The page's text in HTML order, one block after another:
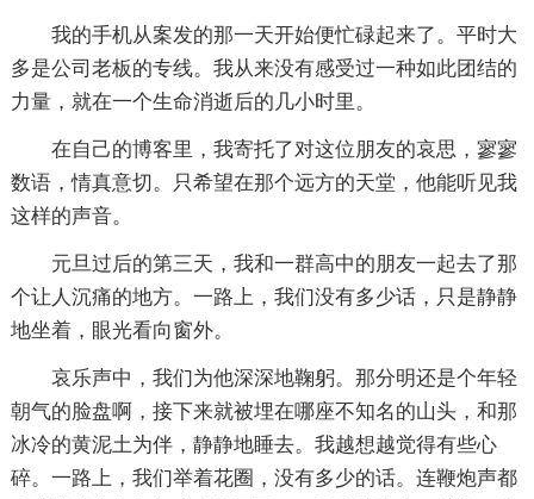
我的手机从案发的那一天开始便忙碌起来了。平时大
多是公司老板的专线。我从来没有感受过一种如此团结的
力量，就在一个生命消逝后的几小时里。
在自己的博客里，我寄托了对这位朋友的哀思，寥寥
数语，情真意切。只希望在那个远方的天堂，他能听见我
这样的声音。
元旦过后的第三天，我和一群高中的朋友一起去了那
个让人沉痛的地方。一路上，我们没有多少话，只是静静
地坐着，眼光看向窗外。
哀乐声中，我们为他深深地鞠躬。那分明还是个年轻
朝气的脸盘啊，接下来就被埋在哪座不知名的山头，和那
冰冷的黄泥土为伴，静静地睡去。我越想越觉得有些心
碎。一路上，我们举着花圈，没有多少的话。连鞭炮声都